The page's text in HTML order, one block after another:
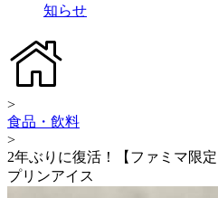
知らせ
>
食品・飲料
>
2年ぶりに復活！【ファミマ限
プリンアイス